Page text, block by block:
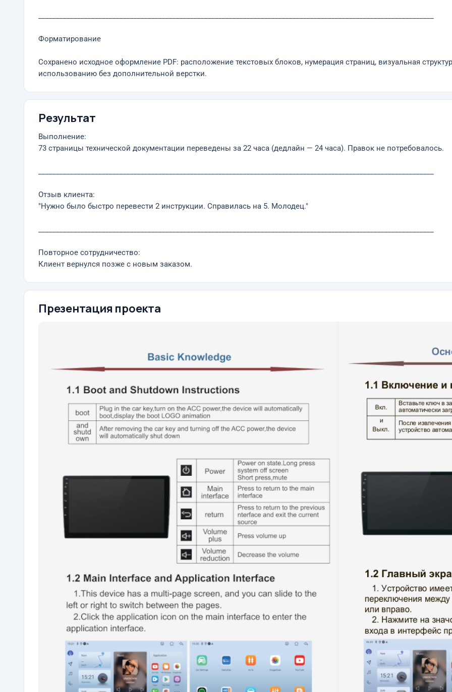
Форматирование
Сохранено исходное оформление PDF: расположение текстовых блоков, нумерация страниц, визуальная
использованию без дополнительной верстки.
Результат
Выполнение:
73 страницы технической документации переведены за 22 часа (дедлайн — 24 часа). Правок не потребовалось.
Отзыв клиента:
"Нужно было быстро перевести 2 инструкции. Справилась на 5. Молодец."
Повторное сотрудничество:
Клиент вернулся позже с новым заказом.
Презентация проекта